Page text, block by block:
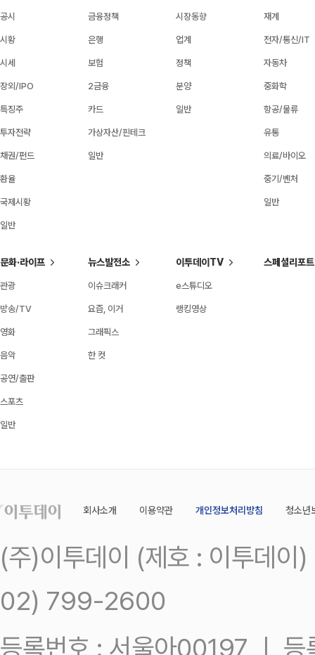
공시
시황
시세
장외/IPO
특징주
투자전략
채권/펀드
환율
국제시황
일반
금융정책
은행
보험
2금융
카드
가상자산/핀테크
일반
시장동향
업계
정책
분양
일반
재계
전자/통신/IT
자동차
중화학
항공/물류
유통
의료/바이오
중기/벤처
일반
문화·라이프
관광
방송/TV
영화
음악
공연/출판
스포츠
일반
뉴스발전소
이슈크래커
요즘, 이거
그래픽스
한 컷
이투데이TV
e스튜디오
랭킹영상
스페셜리포트
회사소개 이용약관 개인정보처리방침 청소년
(주)이투데이 (제호 : 이투데
02) 799-2600
등록번호 : 서울아00197 ㅣ